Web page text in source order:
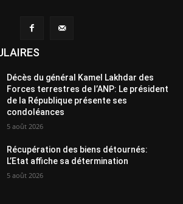
Décès du général Kamel Lakhdar des
Forces terrestres de l’ANP: Le président
de la République présente ses
condoléances
5 août 2026
Récupération des biens détournés:
L’Etat affiche sa détermination
5 août 2026